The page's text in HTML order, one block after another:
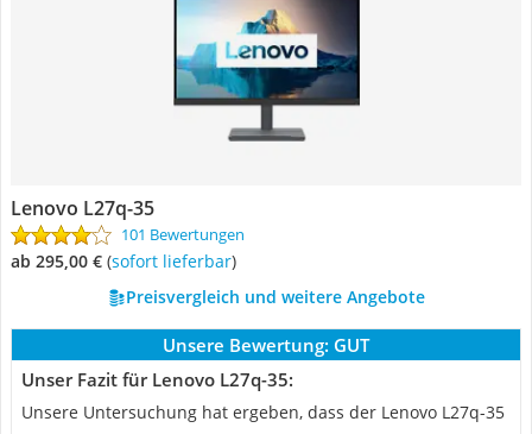
Lenovo L27q-35
101 Bewertungen
ab 295,00 € ( Sofort lieferbar)
Preisvergleich und weitere Angebote
Unsere Bewertung: GUT
Unser Fazit für Lenovo L27q-35:
Unsere Untersuchung hat ergeben, dass der Lenovo L27q-35